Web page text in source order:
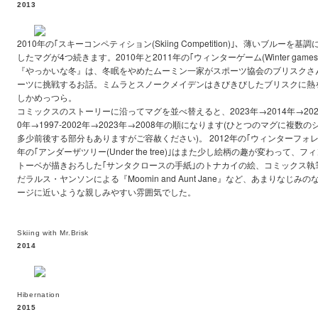
2013
2010年の｢スキーコンペティション(Skiing Competition)｣、薄いブルーを基調
したマグが4つ続きます。2010年と2011年の｢ウィンターゲーム(Winter
『やっかいな冬』は、冬眠をやめたムーミン一家がスポーツ協会のブリスク
ーツに挑戦するお話。ミムラとスノークメイデンはきびきびしたブリスクに
しかめっつら。
コミックスのストーリーに沿ってマグを並べ替えると、2023年→2014年
0年→1997-2002年→2023年→2008年の順になります(ひとつのマグに複数の
多少前後する部分もありますがご容赦ください)。 2012年の｢ウィンターフォ
年の｢アンダーザツリー(Under the tree)｣はまた少し絵柄の趣が変わって、フ
トーベが描きおろした｢サンタクロースの手紙｣のトナカイの絵、コミックス
だラルス・ヤンソンによる『Moomin and Aunt Jane』など、あまりなじみの
ージに近いような親しみやすい雰囲気でした。
Skiing with Mr.Brisk
2014
Hibernation
2015